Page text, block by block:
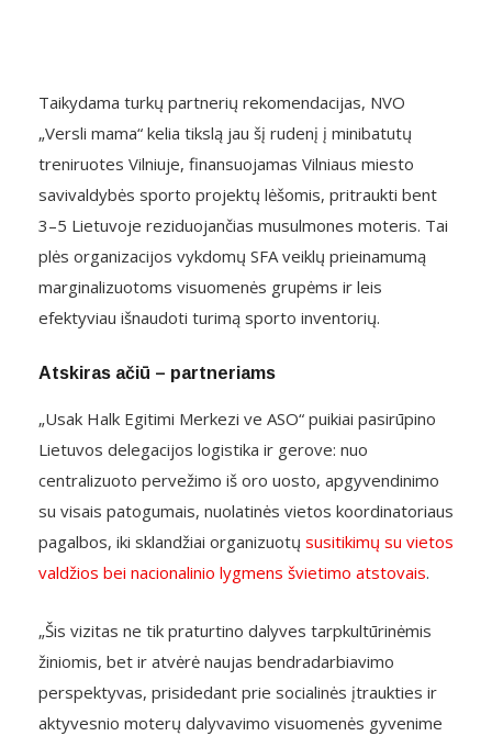
Taikydama turkų partnerių rekomendacijas, NVO
„Versli mama“ kelia tikslą jau šį rudenį į minibatutų
treniruotes Vilniuje, finansuojamas Vilniaus miesto
savivaldybės sporto projektų lėšomis, pritraukti bent
3–5 Lietuvoje reziduojančias musulmones moteris. Tai
plės organizacijos vykdomų SFA veiklų prieinamumą
marginalizuotoms visuomenės grupėms ir leis
efektyviau išnaudoti turimą sporto inventorių.
Atskiras ačiū – partneriams
„Usak Halk Egitimi Merkezi ve ASO“ puikiai pasirūpino
Lietuvos delegacijos logistika ir gerove: nuo
centralizuoto pervežimo iš oro uosto, apgyvendinimo
su visais patogumais, nuolatinės vietos koordinatoriaus
pagalbos, iki sklandžiai organizuotų susitikimų su vietos
valdžios bei nacionalinio lygmens švietimo atstovais.
„Šis vizitas ne tik praturtino dalyves tarpkultūrinėmis
žiniomis, bet ir atvėrė naujas bendradarbiavimo
perspektyvas, prisidedant prie socialinės įtraukties ir
aktyvesnio moterų dalyvavimo visuomenės gyvenime